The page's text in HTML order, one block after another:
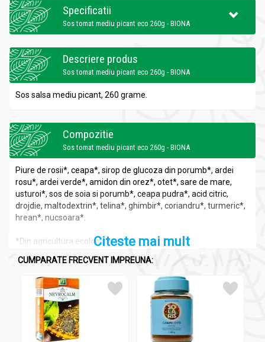
Specificatii
Sos tomat mediu picant eco 260g - BIONA
Descriere produs
Sos tomat mediu picant eco 260g - BIONA
Sos salsa mediu picant, 260 grame.
Compozitie
Sos tomat mediu picant eco 260g - BIONA
Piure de rosii*, ceapa*, sirop de glucoza din porumb*, ardei
rosu*, ardei verde*, amidon din orez*, otet*, sare de mare,
usturoi*, sos de soia si porumb*, ceapa pudra*, acid citric,
drojdie, maltodextrin*, telina*, ghimbir*, coriandru*, turmeric*,
hrean*, nucsoara*.
*Din agricultura ecologica.
Recomandari
Sos tomat mediu picant eco 260g - BIONA
Perfect pentru buritto, sau cu tortilla chips.
Se poate adauga si in mancarurile mexicane, sau in alte
Citeste mai mult
CUMPARATE FRECVENT IMPREUNA: